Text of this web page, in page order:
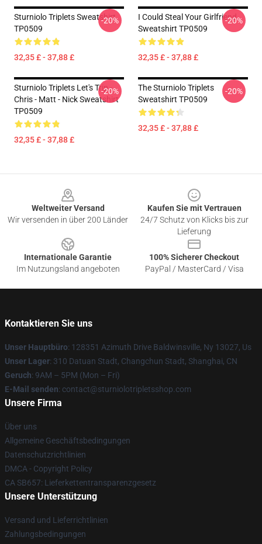
Sturniolo Triplets Sweatshirt
TP0509
32,35 £ - 37,88 £
-20%
I Could Steal Your Girlfriend
Sweatshirt TP0509
32,35 £ - 37,88 £
-20%
Sturniolo Triplets Let's Trip -
Chris - Matt - Nick Sweatshirt
TP0509
32,35 £ - 37,88 £
-20%
The Sturniolo Triplets
Sweatshirt TP0509
32,35 £ - 37,88 £
-20%
Weltweiter Versand
Wir versenden in über 200 Länder
Kaufen Sie mit Vertrauen
24/7 Schutz von Klicks bis zur
Lieferung
Internationale Garantie
Im Nutzungsland angeboten
100% Sicherer Checkout
PayPal / MasterCard / Visa
Kontaktieren Sie uns
Unser Hauptbüro: 128351 Azimuth Drive Baldwinsville, Ny 13027, Us
Unser Lager: 310 Datuan Stadt, Changchun Stadt, Shanghai, CN
Geruch: 9AM – 5PM (Mon – Fri)
E-Mail senden: contact@sturniolotripletsshop.com
Unsere Firma
Über uns
Allgemeine Geschäftsbedingungen
Datenschutzrichtlinien
DMCA - Copyright Policy
CA SB657: Lieferkettentransparenzgesetz
Unsere Unterstützung
Versand und Lieferrichtlinien
Zahlungsbedingungen